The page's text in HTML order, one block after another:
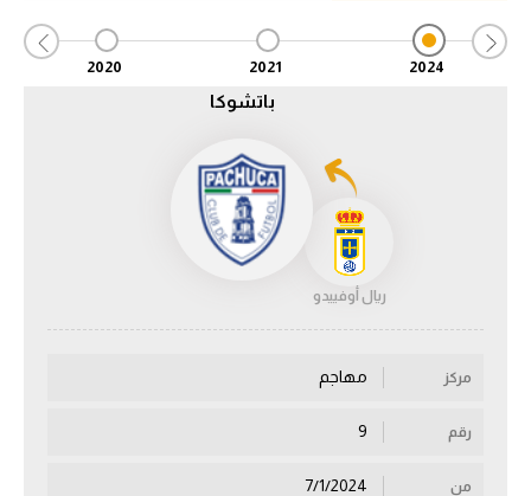
الدوري الألماني
دوري أبطال أوروبا
دوري أبطال إفريقيا
أقسام
2024
2021
2020
باتشوكا
ريال أوفييدو
مركز مهاجم
رقم
من